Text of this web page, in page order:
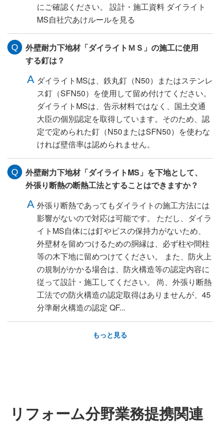
にご確認ください。 設計・施工資料 ダイライト
MS自社穴あけルールを見る
外壁耐力下地材「ダイライトＭＳ」の施工に使用
する釘は？
ダイライトMSは、鉄丸釘（N50）またはステンレ
ス釘（SFN50）を使用して留め付けてください。
ダイライトMSは、告示材料ではなく、国土交通
大臣の個別認定を取得しています。そのため、認
定で定められた釘（N50またはSFN50）を使わな
ければ壁倍率は認められません。
外壁耐力下地材「ダイライトMS」を下地として、
外張り断熱の断熱工法とすることはできますか？
外張り断熱であってもダイライトの施工方法には
影響がないので対応は可能です。 ただし、ダイラ
イトMS自体には釘やビスの保持力がないため、
外壁材を留めつけるための胴縁は、必ず柱や間柱
等の木下地に留めつけてください。 また、防火上
の規制がかかる場合は、防火構造等の認定内容に
従って設計・施工してください。 尚、外張り断熱
工法での防火構造の認定取得はありませんが、45
分準耐火構造の認定 QF...
もっと見る
リフォーム分野業務提携関連